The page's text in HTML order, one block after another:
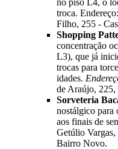
troca.
Filho, 255 -
Shopping
concentração
L3), que já
trocas para
idades.
de Araújo, 225,
Sorveteria
nostálgico para
aos finais de
Getúlio
Bairro Novo.